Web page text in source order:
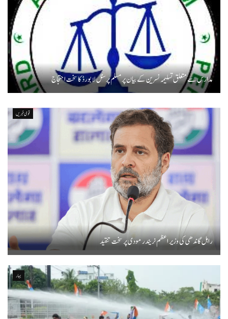
مدارس سے متعلق تسلیمہ نسرین کے بیان پر مسلم پرسنل لا بورڈ کا سخت احتجاج
قومی خبریں
راہل گاندھی کی وزیر اعظم نریندر مودی پر سخت تنقید
بہار